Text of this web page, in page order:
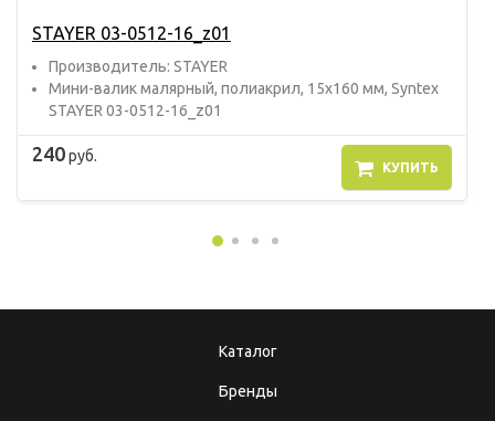
STAYER 03-0512-16_z01
Прoизвoдитель: STAYER
Мини-валик малярный, полиакрил, 15х160 мм, Syntex
STAYER 03-0512-16_z01
240руб.
КУПИТЬ
Каталог
Бренды